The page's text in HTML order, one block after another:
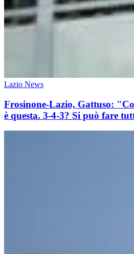
Lazio News
Frosinone-Lazio, Gattuso:
è questa. 3-4-3? Si può fare